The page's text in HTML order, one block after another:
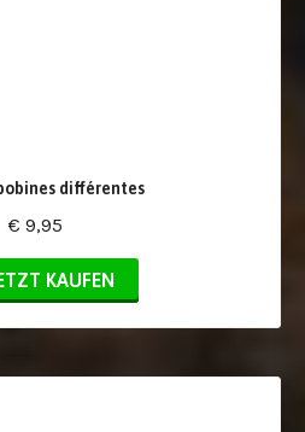
différentes
€ 9,95
KAUFEN